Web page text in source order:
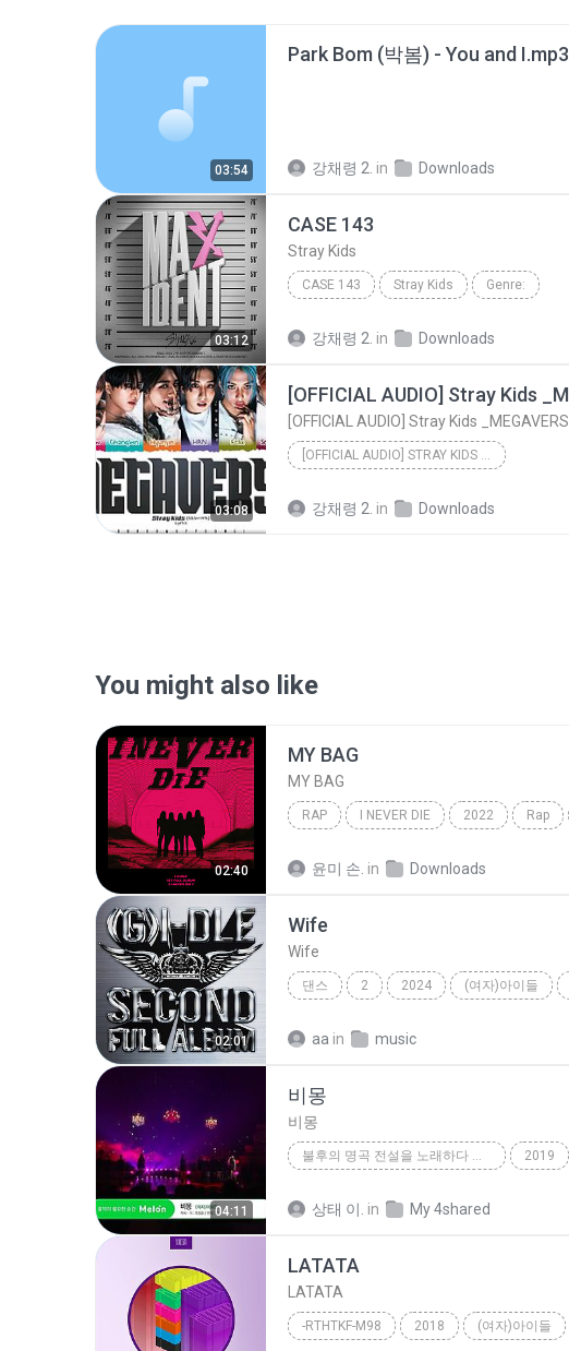
03:54
Park Bom (박봄) - You and I.mp3
강채령 2. in Downloads
03:12
CASE 143
Stray Kids
CASE 143 Stray Kids Genre:
강채령 2. in Downloads
03:08
[OFFICIAL AUDIO] STRAY KIDS _MEGAVERSE_ LYRICS [CO...
강채령 2. in Downloads
You might also like
02:40
MY BAG
MY BAG
RAP I NEVER DIE 2022 Rap
윤미 손. in Downloads
02:01
Wife
Wife
댄스 2 2024 (여자)아이들
aa in music
04:11
비몽
비몽
불후의 명곡 전설을 노래하다 코요태 - 5 2019
상태 이. in My 4shared
LATATA
LATATA
-RTHTKF-M98 2018 (여자)아이들